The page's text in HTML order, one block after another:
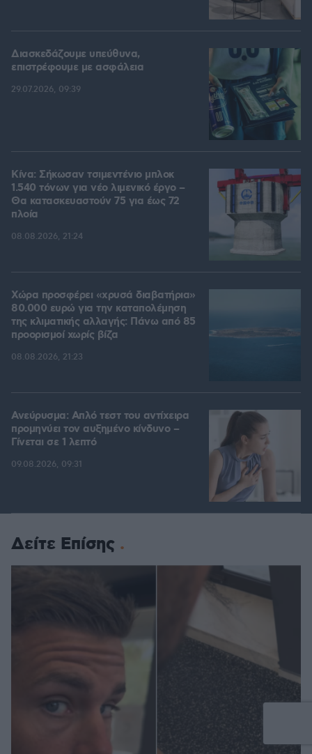
Διασκεδάζουμε υπεύθυνα,
επιστρέφουμε με ασφάλεια
29.07.2026, 09:39
Κίνα: Σήκωσαν τσιμεντένιο μπλοκ
1.540 τόνων για νέο λιμενικό έργο –
Θα κατασκευαστούν 75 για έως 72
πλοία
08.08.2026, 21:24
Χώρα προσφέρει «χρυσά διαβατήρια»
80.000 ευρώ για την καταπολέμηση
της κλιματικής αλλαγής: Πάνω από 85
προορισμοί χωρίς βίζα
08.08.2026, 21:23
Ανεύρυσμα: Απλό τεστ του αντίχειρα
προμηνύει τον αυξημένο κίνδυνο –
Γίνεται σε 1 λεπτό
09.08.2026, 09:31
Δείτε Επίσης